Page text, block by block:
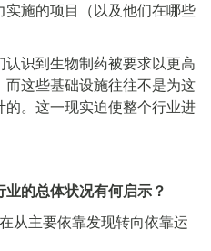
施的项目（以及他们在哪些
识到生物制药被要求以更高
这些基础设施往往不是为这
。这一现实迫使整个行业进
的总体状况有何启示？
从主要依靠发现转向依靠运